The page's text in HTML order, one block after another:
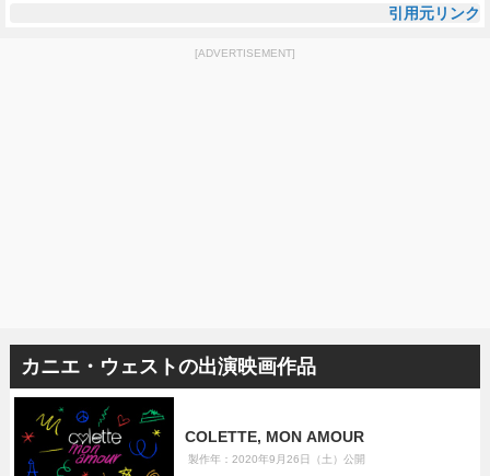
引用元リンク
[ADVERTISEMENT]
カニエ・ウェストの出演映画作品
COLETTE, MON AMOUR
製作年：2020年9月26日（土）公開